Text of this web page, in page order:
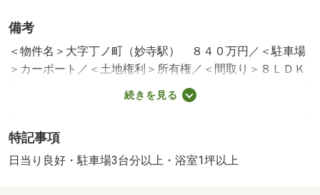
備考
＜物件名＞大字丁ノ町（妙寺駅） ８４０万円／＜駐車場
＞カーポート／＜土地権利＞所有権／＜間取り＞８ＬＤＫ
／＜特徴＞◆敷地面積３３２．８９㎡平成９年建築の８Ｌ
ＤＫ♪◆ＪＲ和歌山線【妙寺】駅、駐車３台以上可・陽当
販売戸数：1戸
続きを見る
特記事項
日当り良好・駐車場3台分以上・浴室1坪以上